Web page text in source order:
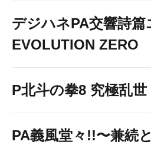
デジハネPA交響詩
EVOLUTION ZERO
P北斗の拳8 究極乱世
PA義風堂々!!〜兼続